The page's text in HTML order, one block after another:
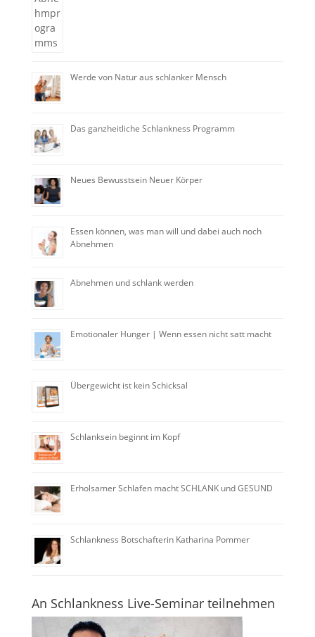
Werde von Natur aus schlanker Mensch
Das ganzheitliche Schlankness Programm
Neues Bewusstsein Neuer Körper
Essen können, was man will und dabei auch noch
Abnehmen
Abnehmen und schlank werden
Emotionaler Hunger | Wenn essen nicht satt macht
Übergewicht ist kein Schicksal
Schlanksein beginnt im Kopf
Erholsamer Schlafen macht SCHLANK und GESUND
Schlankness Botschafterin Katharina Pommer
An Schlankness Live-Seminar teilnehmen